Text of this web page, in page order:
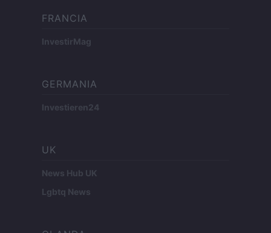
FRANCIA
InvestirMag
GERMANIA
Investieren24
UK
News Hub UK
Lgbtq News